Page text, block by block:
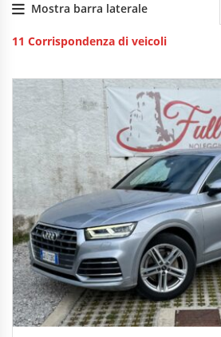
Mostra barra laterale
11 Corrispondenza di veicoli